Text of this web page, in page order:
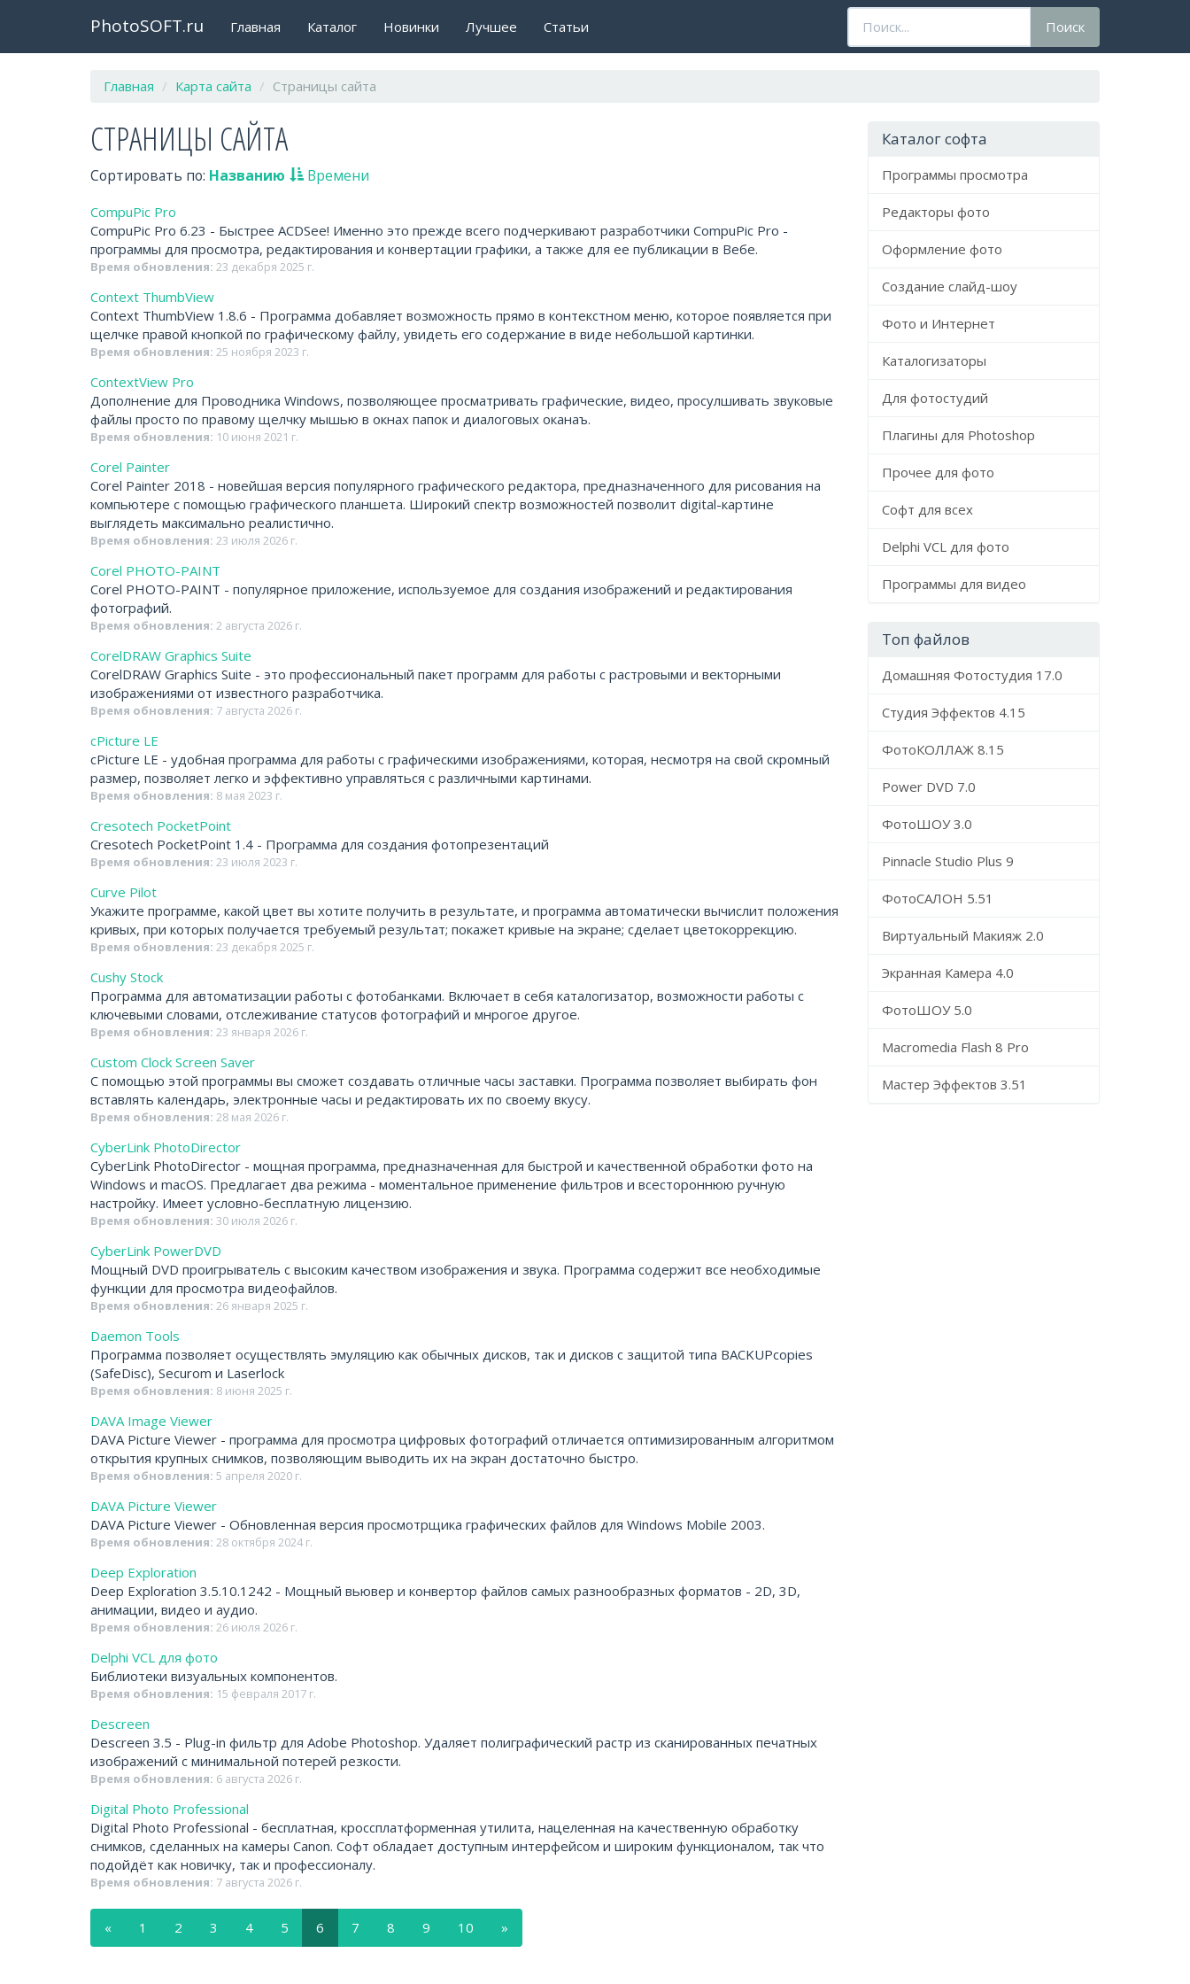
PhotoSOFT.ru Главная Каталог Новинки Лучшее Статьи
Поисковый
запрос
Поиск
Главная Карта сайта Страницы сайта
СТРАНИЦЫ САЙТА
Сортировать по: Названию Времени
CompuPic Pro
CompuPic Pro 6.23 - Быстрее ACDSee! Именно это прежде всего подчеркивают разработчики CompuPic Pro -
программы для просмотра, редактирования и конвертации графики, а также для ее публикации в Вебе.
Время обновления: 23 декабря 2025 г.
Context ThumbView
Context ThumbView 1.8.6 - Программа добавляет возможность прямо в контекстном меню, которое появляется при
щелчке правой кнопкой по графическому файлу, увидеть его содержание в виде небольшой картинки.
Время обновления: 25 ноября 2023 г.
ContextView Pro
Дополнение для Проводника Windows, позволяющее просматривать графические, видео, просулшивать звуковые
файлы просто по правому щелчку мышью в окнах папок и диалоговых оканаъ.
Время обновления: 10 июня 2021 г.
Corel Painter
Corel Painter 2018 - новейшая версия популярного графического редактора, предназначенного для рисования на
компьютере с помощью графического планшета. Широкий спектр возможностей позволит digital-картине
выглядеть максимально реалистично.
Время обновления: 23 июля 2026 г.
Corel PHOTO-PAINT
Corel PHOTO-PAINT - популярное приложение, используемое для создания изображений и редактирования
фотографий.
Время обновления: 2 августа 2026 г.
CorelDRAW Graphics Suite
CorelDRAW Graphics Suite - это профессиональный пакет программ для работы с растровыми и векторными
изображениями от известного разработчика.
Время обновления: 7 августа 2026 г.
cPicture LE
cPicture LE - удобная программа для работы с графическими изображениями, которая, несмотря на свой скромный
размер, позволяет легко и эффективно управляться с различными картинами.
Время обновления: 8 мая 2023 г.
Cresotech PocketPoint
Cresotech PocketPoint 1.4 - Программа для создания фотопрезентаций
Время обновления: 23 июля 2023 г.
Curve Pilot
Укажите программе, какой цвет вы хотите получить в результате, и программа автоматически вычислит положения
кривых, при которых получается требуемый результат; покажет кривые на экране; сделает цветокоррекцию.
Время обновления: 23 декабря 2025 г.
Cushy Stock
Программа для автоматизации работы с фотобанками. Включает в себя каталогизатор, возможности работы с
ключевыми словами, отслеживание статусов фотографий и мнрогое другое.
Время обновления: 23 января 2026 г.
Custom Clock Screen Saver
С помощью этой программы вы сможет создавать отличные часы заставки. Программа позволяет выбирать фон
вставлять календарь, электронные часы и редактировать их по своему вкусу.
Время обновления: 28 мая 2026 г.
CyberLink PhotoDirector
CyberLink PhotoDirector - мощная программа, предназначенная для быстрой и качественной обработки фото на
Windows и macOS. Предлагает два режима - моментальное применение фильтров и всестороннюю ручную
настройку. Имеет условно-бесплатную лицензию.
Время обновления: 30 июля 2026 г.
CyberLink PowerDVD
Мощный DVD проигрыватель с высоким качеством изображения и звука. Программа содержит все необходимые
функции для просмотра видеофайлов.
Время обновления: 26 января 2025 г.
Daemon Tools
Программа позволяет осуществлять эмуляцию как обычных дисков, так и дисков с защитой типа BACKUPcopies
(SafeDisc), Securom и Laserlock
Время обновления: 8 июня 2025 г.
DAVA Image Viewer
DAVA Picture Viewer - программа для просмотра цифровых фотографий отличается оптимизированным алгоритмом
открытия крупных снимков, позволяющим выводить их на экран достаточно быстро.
Время обновления: 5 апреля 2020 г.
DAVA Picture Viewer
DAVA Picture Viewer - Обновленная версия просмотрщика графических файлов для Windows Mobile 2003.
Время обновления: 28 октября 2024 г.
Deep Exploration
Deep Exploration 3.5.10.1242 - Мощный вьювер и конвертор файлов самых разнообразных форматов - 2D, 3D,
анимации, видео и аудио.
Время обновления: 26 июля 2026 г.
Delphi VCL для фото
Библиотеки визуальных компонентов.
Время обновления: 15 февраля 2017 г.
Descreen
Descreen 3.5 - Plug-in фильтр для Adobe Photoshop. Удаляет полиграфический растр из сканированных печатных
изображений с минимальной потерей резкости.
Время обновления: 6 августа 2026 г.
Digital Photo Professional
Digital Photo Professional - бесплатная, кроссплатформенная утилита, нацеленная на качественную обработку
снимков, сделанных на камеры Canon. Софт обладает доступным интерфейсом и широким функционалом, так что
подойдёт как новичку, так и профессионалу.
Время обновления: 7 августа 2026 г.
« 1 2 3 4 5 6 7 8 9 10 »
Каталог софта
Программы просмотра
Редакторы фото
Оформление фото
Создание слайд-шоу
Фото и Интернет
Каталогизаторы
Для фотостудий
Плагины для Photoshop
Прочее для фото
Софт для всех
Delphi VCL для фото
Программы для видео
Топ файлов
Домашняя Фотостудия 17.0
Студия Эффектов 4.15
ФотоКОЛЛАЖ 8.15
Power DVD 7.0
ФотоШОУ 3.0
Pinnacle Studio Plus 9
ФотоСАЛОН 5.51
Виртуальный Макияж 2.0
Экранная Камера 4.0
ФотоШОУ 5.0
Macromedia Flash 8 Pro
Мастер Эффектов 3.51